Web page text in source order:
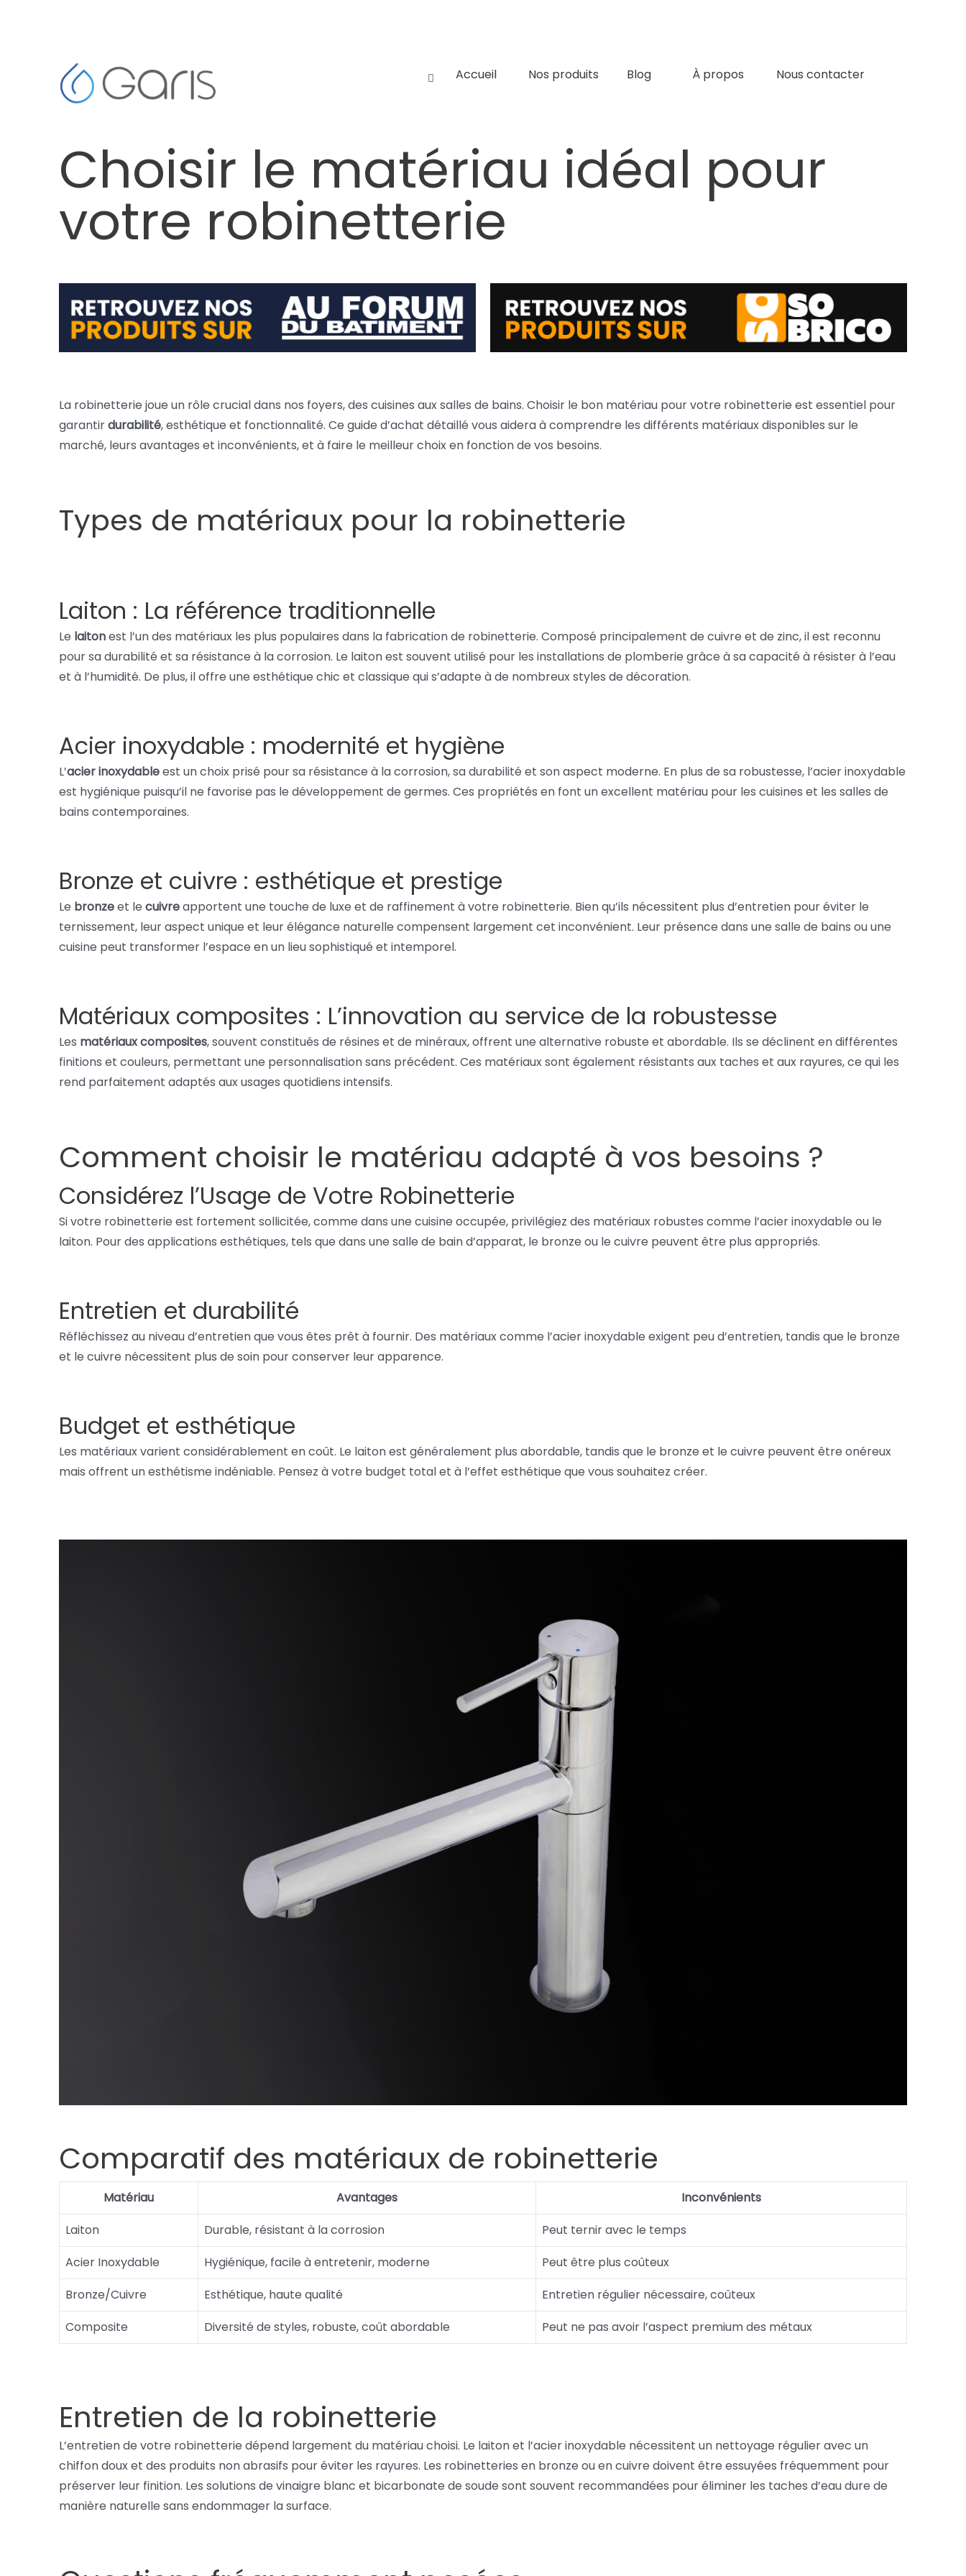
Accueil Nos produits Blog À propos Nous contacter
Choisir le matériau idéal pour
votre robinetterie
La robinetterie joue un rôle crucial dans nos foyers, des cuisines aux salles de bains. Choisir le bon matériau pour votre robinetterie est essentiel pour
garantirdurabilité, esthétique et fonctionnalité. Ce guide d’achat détaillé vous aidera à comprendre les différents matériaux disponibles sur le
marché, leurs avantages et inconvénients, et à faire le meilleur choix en fonction de vos besoins.
Types de matériaux pour la robinetterie
Laiton : La référence traditionnelle
Le laitonest l’un des matériaux les plus populaires dans la fabrication de robinetterie. Composé principalement de cuivre et de zinc, il est reconnu
pour sa durabilité et sa résistance à la corrosion. Le laiton est souvent utilisé pour les installations de plomberie grâce à sa capacité à résister à l’eau
et à l’humidité. De plus, il offre une esthétique chic et classique qui s’adapte à de nombreux styles de décoration.
Acier inoxydable : modernité et hygiène
L’acier inoxydableest un choix prisé pour sa résistance à la corrosion, sa durabilité et son aspect moderne. En plus de sa robustesse, l’acier inoxydable
est hygiénique puisqu’il ne favorise pas le développement de germes. Ces propriétés en font un excellent matériau pour les cuisines et les salles de
bains contemporaines.
Bronze et cuivre : esthétique et prestige
Le bronzeet le cuivreapportent une touche de luxe et de raffinement à votre robinetterie. Bien qu’ils nécessitent plus d’entretien pour éviter le
ternissement, leur aspect unique et leur élégance naturelle compensent largement cet inconvénient. Leur présence dans une salle de bains ou une
cuisine peut transformer l’espace en un lieu sophistiqué et intemporel.
Matériaux composites : L’innovation au service de la robustesse
Les matériaux composites, souvent constitués de résines et de minéraux, offrent une alternative robuste et abordable. Ils se déclinent en différentes
finitions et couleurs, permettant une personnalisation sans précédent. Ces matériaux sont également résistants aux taches et aux rayures, ce qui les
rend parfaitement adaptés aux usages quotidiens intensifs.
Comment choisir le matériau adapté à vos besoins ?
Considérez l’Usage de Votre Robinetterie
Si votre robinetterie est fortement sollicitée, comme dans une cuisine occupée, privilégiez des matériaux robustes comme l’acier inoxydable ou le
laiton. Pour des applications esthétiques, tels que dans une salle de bain d’apparat, le bronze ou le cuivre peuvent être plus appropriés.
Entretien et durabilité
Réfléchissez au niveau d’entretien que vous êtes prêt à fournir. Des matériaux comme l’acier inoxydable exigent peu d’entretien, tandis que le bronze
et le cuivre nécessitent plus de soin pour conserver leur apparence.
Budget et esthétique
Les matériaux varient considérablement en coût. Le laiton est généralement plus abordable, tandis que le bronze et le cuivre peuvent être onéreux
mais offrent un esthétisme indéniable. Pensez à votre budget total et à l’effet esthétique que vous souhaitez créer.
Comparatif des matériaux de robinetterie
Matériau Avantages
Inconvénients
Laiton
Durable, résistant à la corrosion
Peut ternir avec le temps
Acier Inoxydable
Hygiénique, facile à entretenir, moderne
Peut être plus coûteux
Bronze/Cuivre
Esthétique, haute qualité
Entretien régulier nécessaire, coûteux
Composite
Diversité de styles, robuste, coût abordable Peut ne pas avoir l’aspect premium des métaux
Entretien de la robinetterie
L’entretien de votre robinetterie dépend largement du matériau choisi. Le laiton et l’acier inoxydable nécessitent un nettoyage régulier avec un
chiffon doux et des produits non abrasifs pour éviter les rayures. Les robinetteries en bronze ou en cuivre doivent être essuyées fréquemment pour
préserver leur finition. Les solutions de vinaigre blanc et bicarbonate de soude sont souvent recommandées pour éliminer les taches d’eau dure de
manière naturelle sans endommager la surface.